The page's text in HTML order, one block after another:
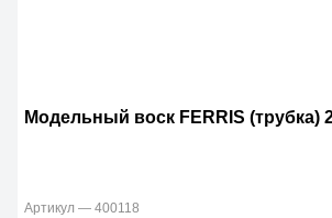
Модельный воск FERRIS (трубка)
Артикул — 400118